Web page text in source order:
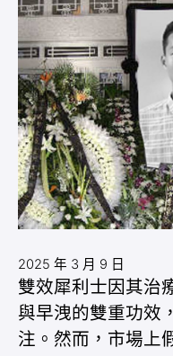
2025 年 3 月 9 日
雙效犀利士因其治
與早洩的雙重功效
注。然而，市場上